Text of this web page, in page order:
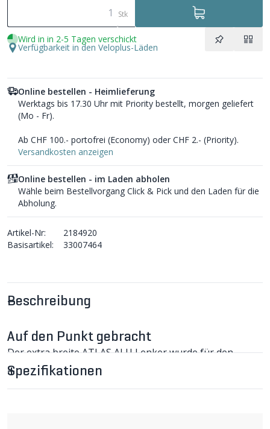
Beschreibung
Auf den Punkt gebracht
Der extra breite ATLAS ALU Lenker wurde für den
härtesten Einsatz im Gelände designt. Er ist stark und
leicht, dank der überarbeiteten Länge und Geometrie
sowie der gezielten Materialverwendung.
Spezifikationen
Stk
Wird in in 2-5 Tagen verschickt
Verfügbarkeit in den Veloplus-Läden
Online bestellen - Heimlieferung
Werktags bis 17.30 Uhr mit Priority bestellt, morgen geliefert
(Mo - Fr).
Ab CHF 100.- portofrei (Economy) oder CHF 2.- (Priority).
Versandkosten anzeigen
Online bestellen - im Laden abholen
Wähle beim Bestellvorgang Click & Pick und den Laden für die
Abholung.
Artikel-Nr:
2184920
Basisartikel:
33007464